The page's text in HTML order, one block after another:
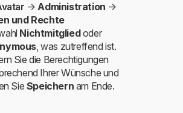
→Administration →
und Rechte
Nichtmitgliedoder
, was zutreffend ist.
Sie die Berechtigungen
Ihrer Wünsche und
SieSpeichern am Ende.